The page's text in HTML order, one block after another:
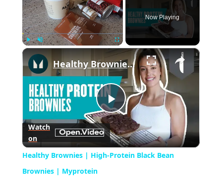
Fullscreen
Now Playing
×
Play
Video
Healthy Brownies | High-Protein Black Bean Brownies | Myprotein
Watch
on
Healthy Brownies | High-Protein Black Bean
Brownies | Myprotein